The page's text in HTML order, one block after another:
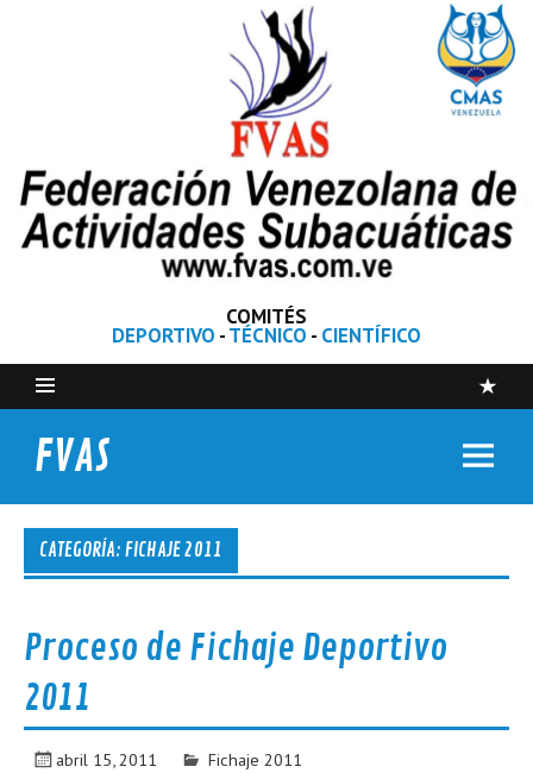
COMITÉS
DEPORTIVO -TÉCNICO - CIENTÍFICO
FVAS
CATEGORÍA: FICHAJE 2011
Proceso de Fichaje Deportivo
2011
abril 15, 2011 Fichaje 2011